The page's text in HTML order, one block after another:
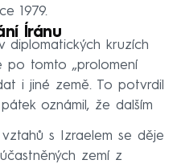
1979.
Íránu
diplomatických kruzích
po tomto „prolomení
i jiné země. To potvrdil
oznámil, že dalším
s Izraelem se děje
zemí z